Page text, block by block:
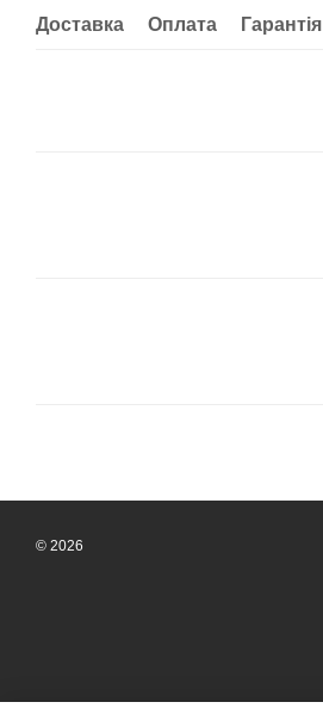
Доставка Оплата Гарантія
© 2026